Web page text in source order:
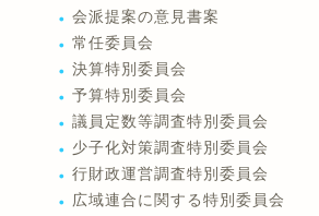
会派提案の意見書案
常任委員会
決算特別委員会
予算特別委員会
議員定数等調査特別委員会
少子化対策調査特別委員会
行財政運営調査特別委員会
広域連合に関する特別委員会